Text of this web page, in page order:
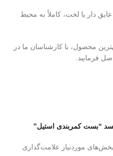
۳۰۴ و ۳۱۶ و نیز نوع عایق دار یا لخت، کاملاً به محیط
محصول، با کارشناسان ما در
فرمایید.
“بست کمربندی استیل”
بخش‌های موردنیاز علامت‌گذاری